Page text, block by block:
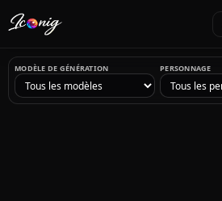
MODÈLE DE GÉNÉRATION PERSONNAGE